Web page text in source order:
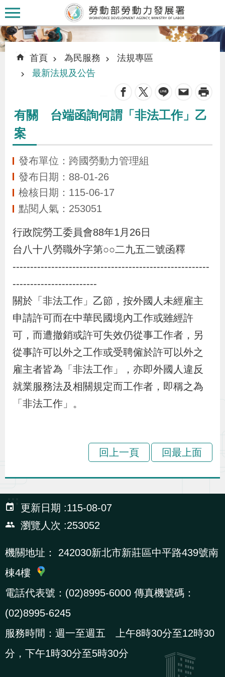
跳到主要內容區塊
認
識
本
息
發
布
務
業
務
專
區
宣
導
專
相
關
連
結
網
民
文
統
E
回
R
:::
::: 首頁 為民服務
法規專區
最新法規及公告
有關 台端函詢何謂「非法工作」乙
案
發布單位：跨國勞動力管理組
發布日期：88-01-26
檢核日期：115-06-17
點閱人氣：253051
行政院勞工委員會88年1月26日
台八十八勞職外字第○○二九五二號函釋
--------------------------------------------------------
------------------------
關於「非法工作」乙節，按外國人未經雇主
申請許可而在中華民國境內工作或雖經許
可，而遭撤銷或許可失效仍從事工作者，另
從事許可以外之工作或受聘僱於許可以外之
雇主者皆為「非法工作」，亦即外國人違反
就業服務法及相關規定而工作者，即稱之為
「非法工作」。
回上一頁 回最上面
:::
更新日期
115-08-07
瀏覽人次
253052
機關地址：
242030新北市新莊區中平路439號南
棟4樓
電話代表號：(02)8995-6000 傳真機號碼：
(02)8995-6245
服務時間：週一至週五 上午8時30分至12時30
分，下午1時30分至5時30分